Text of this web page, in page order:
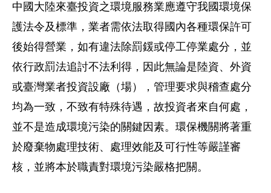
中國大陸來臺投資之環境服務業應遵守我國環境保
護法令及標準，業者需依法取得國內各種環保許可
後始得營業，如有違法除罰鍰或停工停業處分，並
依行政罰法追討不法利得，因此無論是陸資、外資
或臺灣業者投資設廠（場），管理要求與稽查處分
均為一致，不致有特殊待遇，故投資者來自何處，
並不是造成環境污染的關鍵因素。環保機關將著重
於廢棄物處理技術、處理效能及可行性等嚴謹審
核，並將本於職責對環境污染嚴格把關。